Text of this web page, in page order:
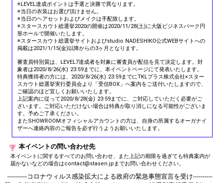
※LEVEL達成ポイントは予選と決勝で異なります。
※当日の衣装はお選び頂けません。
※当日のヘアセットおよびメイクは手配致します。
※スタースカウト総選挙2020の開催は2020/11/28(土)に大阪ビジネスパーク円
形ホールで開催いたします。
※スタースカウト総選挙サイトおよびstudio NADESHIKO公式WEBサイトへの
掲載は2021/1/15(金)以降からの3ヶ月となります。
審査員特別賞は、LEVEL7達成者を対象に審査員が配信を見て決定します。対
象者は2020/8/26(水) 23:59までに、本イベントページにて発表いたします。
特典獲得者の方には、2020/8/26(水) 23:59までにTKLプラス株式会社×スター
スカウト総選挙実行委員会より「受信BOX」へ案内をご送付いたしますので、
ご確認のほど宜しくお願いいたします。
上記案内に従って2020/8/28(金) 23:59までに、ご対応していただく必要がご
ざいます。ご対応いただけない場合は特典が取り消しになる可能性がございま
す。予めご了承ください。
またSHOWROOMオフィシャルアカウントの方は、自身の所属するオーガナイ
ザーへ連絡内容のご報告を必ず行うようお願いいたします。
本イベントの問い合わせ先
本イベントに関するすべてのお問い合わせ、また上記の期限を過ぎても特典案内が
届かないなどの場合はcontact@stasen.jpまでお問い合わせください。
----------コロナウィルス感染拡大による政府の緊急事態宣言を受け----------